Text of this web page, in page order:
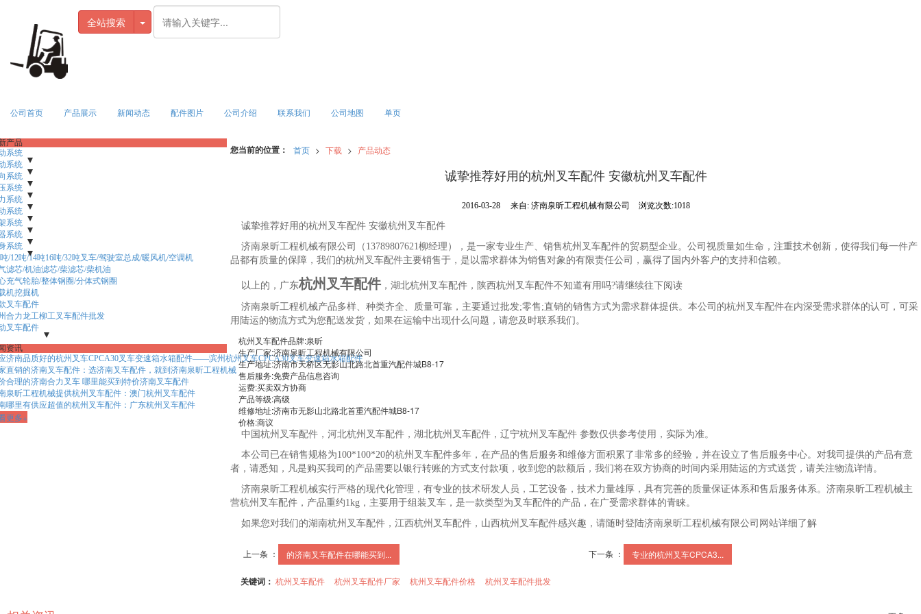
全站搜索
公司首页 产品展示 新闻动态 配件图片 公司介绍 联系我们 公司地图 单页
您当前的位置： 首页 > 下载 > 产品动态
诚挚推荐好用的杭州叉车配件 安徽杭州叉车配件
2016-03-28 来自: 济南泉昕工程机械有限公司 浏览次数:1018
诚挚推荐好用的杭州叉车配件 安徽杭州叉车配件
济南泉昕工程机械有限公司（13789807621柳经理），是一家专业生产、销售杭州叉车配件的贸易型企业。公司视质量如生命，注重技术创新，使得我们每一件产
品都有质量的保障，我们的杭州叉车配件主要销售于，是以需求群体为销售对象的有限责任公司，赢得了国内外客户的支持和信赖。
以上的，广东杭州叉车配件 ，湖北杭州叉车配件，陕西杭州叉车配件不知道有用吗?请继续往下阅读
济南泉昕工程机械产品多样、种类齐全、质量可靠，主要通过批发;零售;直销的销售方式为需求群体提供。本公司的杭州叉车配件在内深受需求群体的认可，可采
用陆运的物流方式为您配送发货，如果在运输中出现什么问题，请您及时联系我们。
杭州叉车配件品牌:泉昕
生产厂家:济南泉昕工程机械有限公司
生产地址:济南市天桥区无影山北路北首重汽配件城B8-17
售后服务:免费产品信息咨询
运费:买卖双方协商
产品等级:高级
维修地址:济南市无影山北路北首重汽配件城B8-17
价格:商议
中国杭州叉车配件，河北杭州叉车配件，湖北杭州叉车配件，辽宁杭州叉车配件 参数仅供参考使用，实际为准。
本公司已在销售规格为100*100*20的杭州叉车配件多年，在产品的售后服务和维修方面积累了非常多的经验，并在设立了售后服务中心。对我司提供的产品有意
者，请悉知，凡是购买我司的产品需要以银行转账的方式支付款项，收到您的款额后，我们将在双方协商的时间内采用陆运的方式送货，请关注物流详情。
济南泉昕工程机械实行严格的现代化管理，有专业的技术研发人员，工艺设备，技术力量雄厚，具有完善的质量保证体系和售后服务体系。济南泉昕工程机械主
营杭州叉车配件，产品重约1kg，主要用于组装叉车，是一款类型为叉车配件的产品，在广受需求群体的青睐。
如果您对我们的湖南杭州叉车配件，江西杭州叉车配件，山西杭州叉车配件感兴趣，请随时登陆济南泉昕工程机械有限公司网站详细了解
上一条 ： 的济南叉车配件在哪能买到... 下一条 ： 专业的杭州叉车CPCA3...
关键词： 杭州叉车配件 杭州叉车配件厂家 杭州叉车配件价格 杭州叉车配件批发
产品
系统
轮毂
- 前桥附件
减速器/差速器
动桥壳/前桥壳
系统
变速箱
合器及壳
盘钢片/离合器片
系统
向桥总成
销轴
- 转向轮毂
向连杆修理包
系统
压缸修理包
压阀 - 方向机
移油缸/调距油缸
系统
柴全柴C/A490/495/498/NB485BPG
柴玉柴6102A/BG3/2/CY6BG332/6B125/4A115/4A100
动4102/JD4G5B大柴锡柴云内发动机
方红/潍坊LR4105/4108/LR4B3
桑TD27/H25/H20 - 尼桑TD42/K25/K21
昌4D27G31/4D32XG30/4D35ZG31/4D30XG32/4D29V41
柴490GP/4C250V32/4C685U32/锡柴4DF3/4DW91
气管/消声器/尾管/高排气套装
系统
总泵
- 制动分泵
动器总成
动钳/刹车盘/真空助力器/液压助力器/制动阀
系统
架轴承盖及座/衬瓦
架货叉架体挡货架
叉/叉脚/叉齿
系统
制器 - 仪表显示器/电量表头
走电机总成/油泵电机/起升电机/转向电机/牵引电机
合开关/方向开关 - 加速器/油门踏板
系统
门操纵装置 - 发动机机罩盖 - 车身附件/机盖/塑料护罩
/12吨/14吨16吨/32吨叉车/驾驶室总成/暖风机/空调机
滤芯/机油滤芯/柴滤芯/柴机油
充气轮胎/整体钢圈/分体式钢圈
机挖掘机
叉车配件
合力龙工柳工叉车配件批发
叉车配件
支点叉车前驱/后驱
动牵引车/柴油拖头 - 前移式叉车 - 堆垛车/大金刚托盘搬运车
电托盘车/电动小金刚
资讯
济南品质好的杭州叉车CPCA30叉车变速箱水箱配件——滨州杭州叉车CPCA30叉车变速箱水箱配件
直销的济南叉车配件：选济南叉车配件，就到济南泉昕工程机械
合理的济南合力叉车 哪里能买到特价济南叉车配件
泉昕工程机械提供杭州叉车配件：澳门杭州叉车配件
哪里有供应超值的杭州叉车配件：广东杭州叉车配件
更多+